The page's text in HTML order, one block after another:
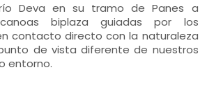
Deva en su tramo de Panes a
biplaza guiadas por los
contacto directo con la naturaleza
de vista diferente de nuestros
entorno.